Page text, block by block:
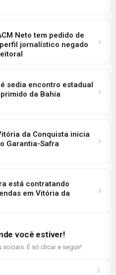
Neto tem pedido de
jornalístico negado
sedia encontro estadual
da Bahia
da Conquista inicia
Garantia-Safra
está contratando
em Vitória da
você estiver!
É só clicar e seguir!